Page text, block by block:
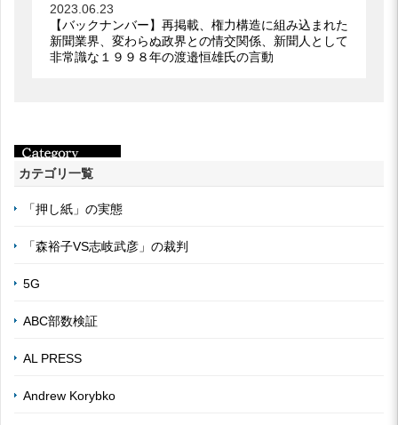
2023.06.23
【バックナンバー】再掲載、権力構造に組み込まれた
新聞業界、変わらぬ政界との情交関係、新聞人として
非常識な１９９８年の渡邉恒雄氏の言動
カテゴリ一覧
「押し紙」の実態
「森裕子VS志岐武彦」の裁判
5G
ABC部数検証
AL PRESS
Andrew Korybko